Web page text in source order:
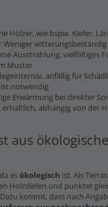
Hölzer, wie bspw. Kiefer,
witterungsbeständig
Ausstrahlung, vielfältiges
Muster
anfällig für
notwendig
Erwärmung bei direkter
erhältlich, abhängig von der
aus
esökologisch ist. Als
Holzdielen und punktet
kommt, dass nach